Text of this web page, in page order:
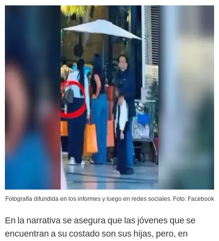
Fotografía difundida en los informes y luego en redes sociales. Foto: Facebook
En la narrativa se asegura que las jóvenes que se
encuentran a su costado son sus hijas, pero, en